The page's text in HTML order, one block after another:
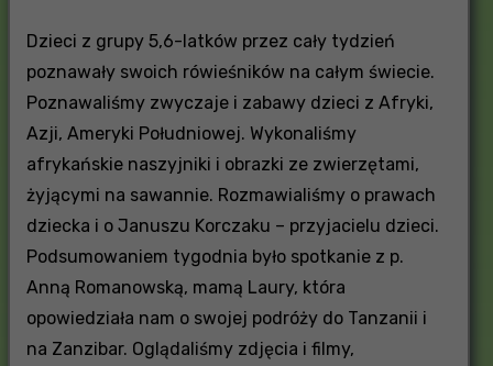
Dzieci z grupy 5,6-latków przez cały tydzień
poznawały swoich rówieśników na całym świecie.
Poznawaliśmy zwyczaje i zabawy dzieci z Afryki,
Azji, Ameryki Południowej. Wykonaliśmy
afrykańskie naszyjniki i obrazki ze zwierzętami,
żyjącymi na sawannie. Rozmawialiśmy o prawach
dziecka i o Januszu Korczaku – przyjacielu dzieci.
Podsumowaniem tygodnia było spotkanie z p.
Anną Romanowską, mamą Laury, która
opowiedziała nam o swojej podróży do Tanzanii i
na Zanzibar. Oglądaliśmy zdjęcia i filmy,